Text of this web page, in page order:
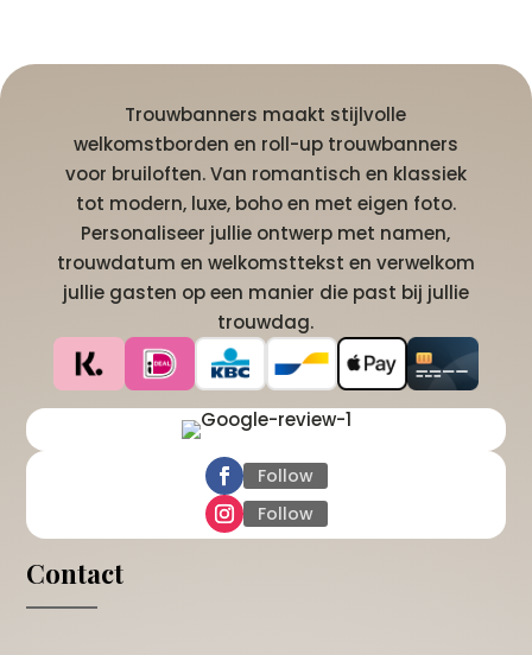
Trouwbanners maakt stijlvolle
welkomstborden en roll-up trouwbanners
voor bruiloften. Van romantisch en klassiek
tot modern, luxe, boho en met eigen foto.
Personaliseer jullie ontwerp met namen,
trouwdatum en welkomsttekst en verwelkom
jullie gasten op een manier die past bij jullie
trouwdag.
Follow
Follow
Contact